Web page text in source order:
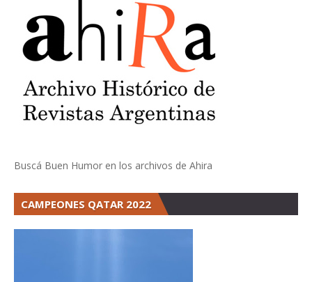
Buscá Buen Humor en los archivos de Ahira
CAMPEONES QATAR 2022